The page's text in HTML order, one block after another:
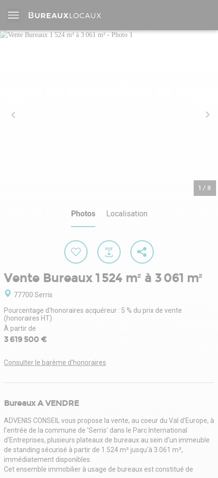
1 / 8
Photos Localisation
Vente Bureaux 1 524 m² à 3 061 m²
77700 Serris
Pourcentage d'honoraires acquéreur : 5 % du prix de vente
(honoraires HT)
À partir de
3 619 500 €
Consulter le barème d'honoraires
Bureaux A VENDRE
ADVENIS CONSEIL vous propose la vente, au coeur du Val d'Europe, à
l'entrée de la commune de 'Serris' dans le Parc International
d'Entreprises, plusieurs plateaux de bureaux au sein d'un immeuble
de standing sécurisé à partir de 1.524 m² jusqu'à 3.061 m²,
immédiatement disponibles.
Cet ensemble immobilier à usage de bureaux est constitué de